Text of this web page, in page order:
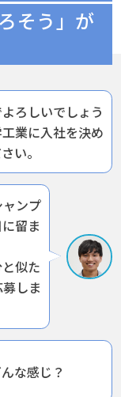
そう」が
ろしいでしょう
業に入社を決め
い。
ンプ
留ま
似た
しま
な感じ？